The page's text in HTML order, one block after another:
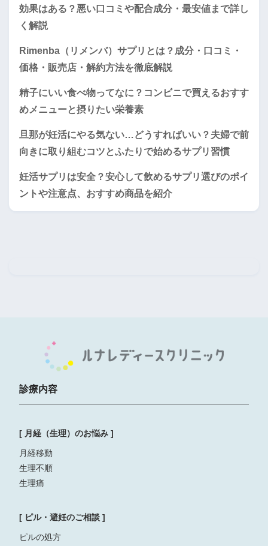
効果はある？悪い口コミや配合成分・最安値まで詳し
く解説
Rimenba（リメンバ）サプリとは？成分・口コミ・
価格・販売店・解約方法を徹底解説
精子にいい食べ物ってなに？コンビニで買えるおすす
めメニューと摂りたい栄養素
旦那が妊活にやる気ない…どうすればいい？夫婦で前
向きに取り組むコツとふたりで始めるサプリ習慣
妊活サプリは安全？安心して飲めるサプリ選びのポイ
ントや注意点、おすすめ商品を紹介
診療内容
[ 月経（生理）のお悩み ]
月経移動
生理不順
生理痛
[ ピル・避妊のご相談 ]
ピルの処方